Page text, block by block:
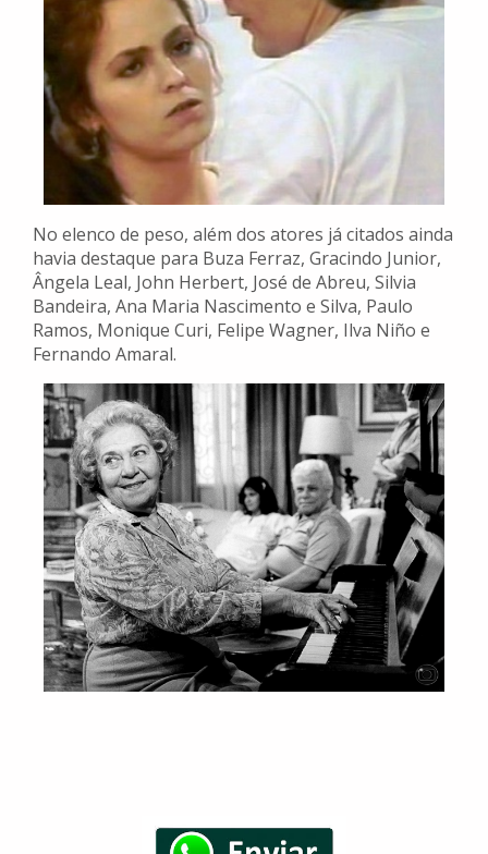
No elenco de peso, além dos atores já citados ainda
havia destaque para Buza Ferraz, Gracindo Junior,
Ângela Leal, John Herbert, José de Abreu, Silvia
Bandeira, Ana Maria Nascimento e Silva, Paulo
Ramos, Monique Curi, Felipe Wagner, Ilva Niño e
Fernando Amaral.